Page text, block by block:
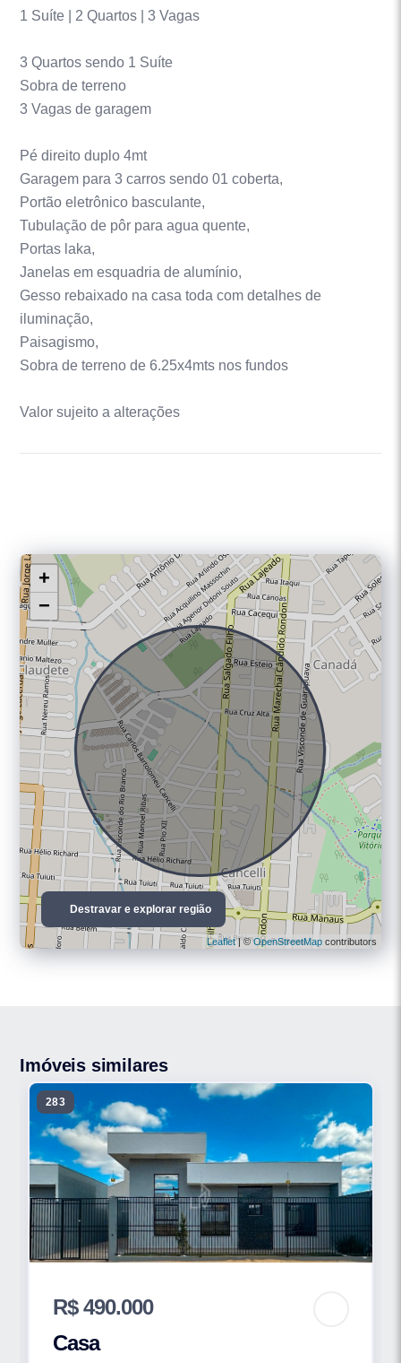
1 Suíte | 2 Quartos | 3 Vagas
3 Quartos sendo 1 Suíte
Sobra de terreno
3 Vagas de garagem
Pé direito duplo 4mt
Garagem para 3 carros sendo 01 coberta,
Portão eletrônico basculante,
Tubulação de pôr para agua quente,
Portas laka,
Janelas em esquadria de alumínio,
Gesso rebaixado na casa toda com detalhes de
iluminação,
Paisagismo,
Sobra de terreno de 6.25x4mts nos fundos
Valor sujeito a alterações
+
−
Leaflet| ©OpenStreetMapcontributors
Destravar e explorar região
Imóveis similares
283
R$ 490.000
Casa